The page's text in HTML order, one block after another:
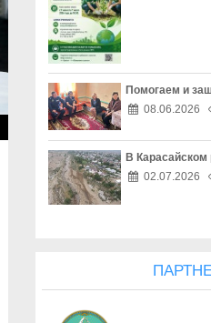
06.08 Собственник
06.08 Опасный обгон –
06.08 Перекресток, где
06.08 Право
06.08 Собственность
Помогаем и
08.06.2026
В Карасайском
02.07.2026